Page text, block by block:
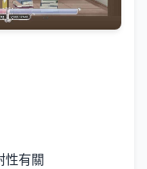
性有關